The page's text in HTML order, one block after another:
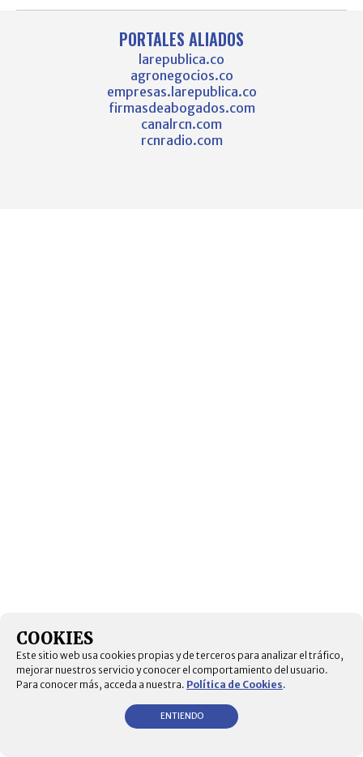
PORTALES ALIADOS
larepublica.co
agronegocios.co
empresas.larepublica.co
firmasdeabogados.com
canalrcn.com
rcnradio.com
COOKIES
Este sitio web usa cookies propias y de terceros para analizar el tráfico,
mejorar nuestros servicio y conocer el comportamiento del usuario.
Para conocer más, acceda a nuestra. Política de Cookies.
ENTIENDO